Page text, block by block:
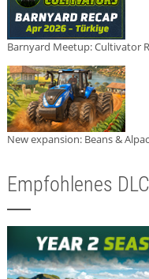
Barnyard Meetup: Cultivator
New expansion: Beans &
Empfohlenes DLC